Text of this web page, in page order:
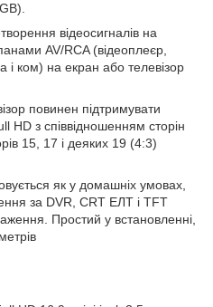
відеосигналів на
AV/RCA (відеоплеєр,
і ком) на екран або телевізор
повинен підтримувати
HD з співвідношенням сторін
15, 17 і деяких 19 (4:3)
як у домашніх умовах,
за DVR, CRT ЕЛТ і TFT
Простий у встановленні,